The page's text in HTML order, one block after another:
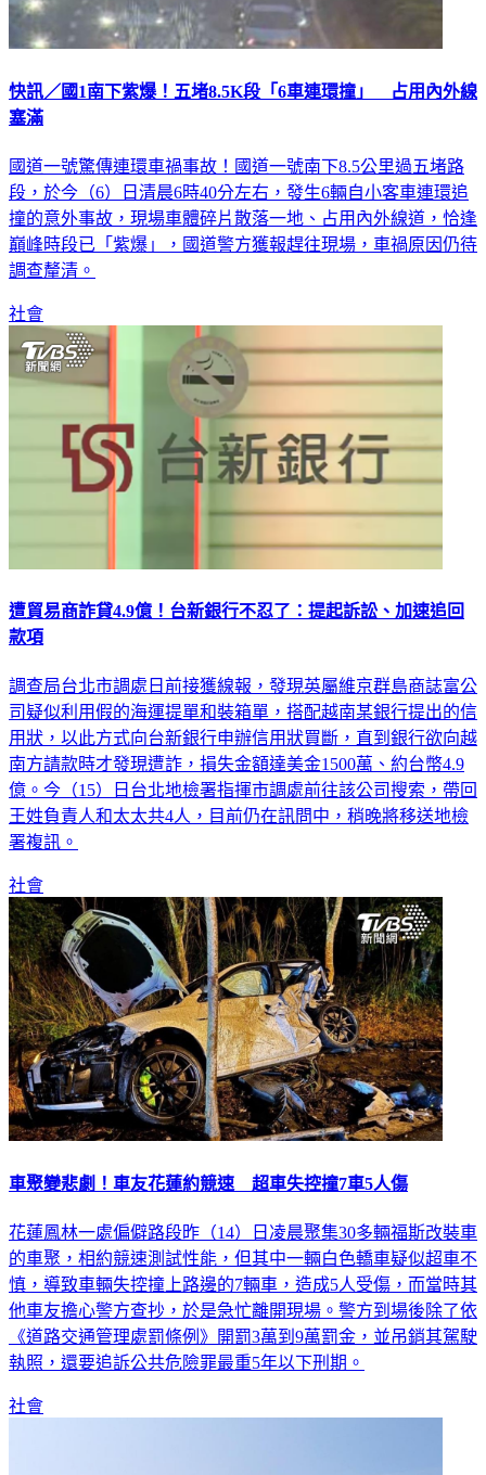
快訊／國1南下紫爆！五堵8.5K段「6車連環撞」 占用內外線
塞滿
國道一號驚傳連環車禍事故！國道一號南下8.5公里過五堵路
段，於今（6）日清晨6時40分左右，發生6輛自小客車連環追
撞的意外事故，現場車體碎片散落一地、占用內外線道，恰逢
巔峰時段已「紫爆」，國道警方獲報趕往現場，車禍原因仍待
調查釐清。
社會
遭貿易商詐貸4.9億！台新銀行不忍了：提起訴訟、加速追回
款項
調查局台北市調處日前接獲線報，發現英屬維京群島商誌富公
司疑似利用假的海運提單和裝箱單，搭配越南某銀行提出的信
用狀，以此方式向台新銀行申辦信用狀買斷，直到銀行欲向越
南方請款時才發現遭詐，損失金額達美金1500萬、約台幣4.9
億。今（15）日台北地檢署指揮市調處前往該公司搜索，帶回
王姓負責人和太太共4人，目前仍在訊問中，稍晚將移送地檢
署複訊。
社會
車聚變悲劇！車友花蓮約競速 超車失控撞7車5人傷
花蓮鳳林一處偏僻路段昨（14）日凌晨聚集30多輛福斯改裝車
的車聚，相約競速測試性能，但其中一輛白色轎車疑似超車不
慎，導致車輛失控撞上路邊的7輛車，造成5人受傷，而當時其
他車友擔心警方查抄，於是急忙離開現場。警方到場後除了依
《道路交通管理處罰條例》開罰3萬到9萬罰金，並吊銷其駕駛
執照，還要追訴公共危險罪最重5年以下刑期。
社會